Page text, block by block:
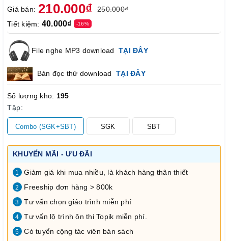
Giá bán: 210.000₫
250.000₫
Tiết kiệm: 40.000₫ -16%
File nghe MP3 download TẠI ĐÂY
Bản đọc thử download TẠI ĐÂY
Số lượng kho: 195
Tập:
Combo (SGK+SBT) SGK SBT
KHUYẾN MÃI - ƯU ĐÃI
1 Giảm giá khi mua nhiều, là khách hàng thân thiết
2 Freeship đơn hàng > 800k
3 Tư vấn chọn giáo trình miễn phí
4 Tư vấn lộ trình ôn thi Topik miễn phí.
5 Có tuyển cộng tác viên bán sách